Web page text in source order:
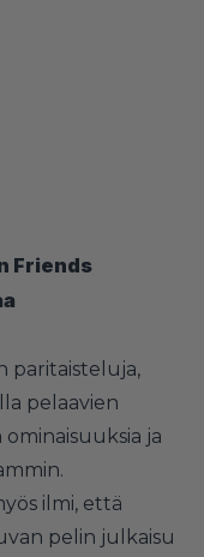
Friends
paritaisteluja,
pelaavien
ja
ilmi, että
pelin julkaisu